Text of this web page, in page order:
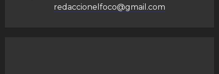
redaccionelfoco@gmail.com